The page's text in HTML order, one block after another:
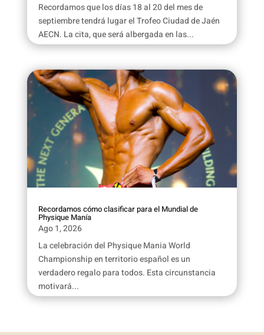
Recordamos que los días 18 al 20 del mes de
septiembre tendrá lugar el Trofeo Ciudad de Jaén
AECN. La cita, que será albergada en las...
Recordamos cómo clasificar para el Mundial de
Physique Manía
Ago 1, 2026
La celebración del Physique Mania World
Championship en territorio español es un
verdadero regalo para todos. Esta circunstancia
motivará...